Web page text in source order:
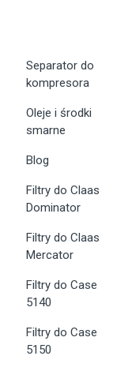
Separator do
kompresora
Oleje i środki
smarne
Blog
Filtry do Claas
Dominator
Filtry do Claas
Mercator
Filtry do Case
5140
Filtry do Case
5150